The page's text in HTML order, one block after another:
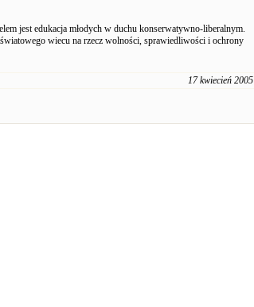
jest edukacja młodych w duchu konserwatywno-liberalnym.
wiecu na rzecz wolności, sprawiedliwości i ochrony
17 kwiecień 2005